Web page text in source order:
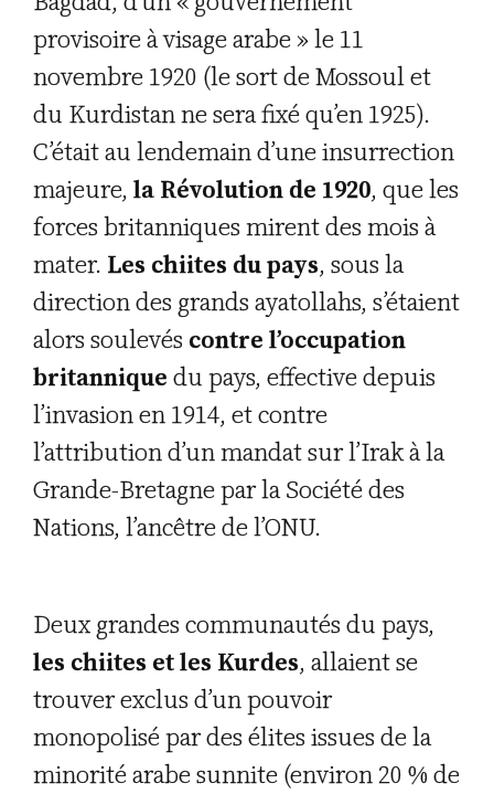
provisoire à visage arabe » le 11
novembre 1920 (le sort de Mossoul et
du Kurdistan ne sera fixé qu’en 1925).
C’était au lendemain d’une insurrection
majeure, la Révolution de 1920, que les
forces britanniques mirent des mois à
mater. Les chiites du pays, sous la
direction des grands ayatollahs, s’étaient
alors soulevés contre l’occupation
britannique du pays, effective depuis
l’invasion en 1914, et contre
l’attribution d’un mandat sur l’Irak à la
Grande-Bretagne par la Société des
Nations, l’ancêtre de l’ONU.
Deux grandes communautés du pays,
les chiites et les Kurdes, allaient se
trouver exclus d’un pouvoir
monopolisé par des élites issues de la
minorité arabe sunnite (environ 20 % de